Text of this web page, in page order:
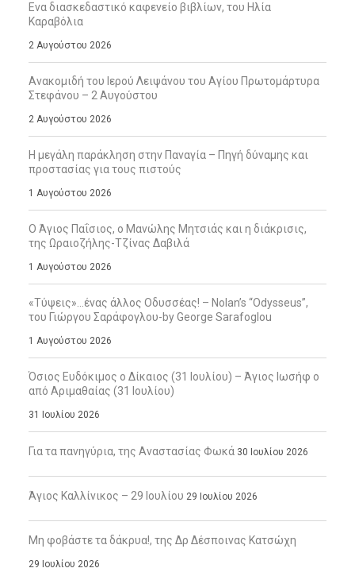
Ενα διασκεδαστικό καφενείο βιβλίων, του Ηλία
Καραβόλια
2 Αυγούστου 2026
Ανακομιδή του Ιερού Λειψάνου του Αγίου Πρωτομάρτυρα
Στεφάνου – 2 Αυγούστου
2 Αυγούστου 2026
Η μεγάλη παράκληση στην Παναγία – Πηγή δύναμης και
προστασίας για τους πιστούς
1 Αυγούστου 2026
Ο Άγιος Παΐσιος, ο Μανώλης Μητσιάς και η διάκρισις,
της Ωραιοζήλης-Τζίνας Δαβιλά
1 Αυγούστου 2026
«Τύψεις»…ένας άλλος Οδυσσέας! – Nolan’s “Odysseus”,
του Γιώργου Σαράφογλου-by George Sarafoglou
1 Αυγούστου 2026
Όσιος Ευδόκιμος ο Δίκαιος (31 Ιουλίου) – Άγιος Ιωσήφ ο
από Αριμαθαίας (31 Ιουλίου)
31 Ιουλίου 2026
Για τα πανηγύρια, της Αναστασίας Φωκά 30 Ιουλίου 2026
Άγιος Καλλίνικος – 29 Ιουλίου 29 Ιουλίου 2026
Μη φοβάστε τα δάκρυα!, της Δρ Δέσποινας Κατσώχη
29 Ιουλίου 2026